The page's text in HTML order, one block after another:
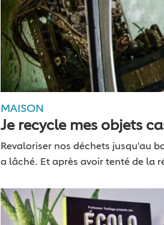
MAISON
Je recycle mes objets
Revaloriser nos déchets jusqu'au
a lâché. Et après avoir tenté de la